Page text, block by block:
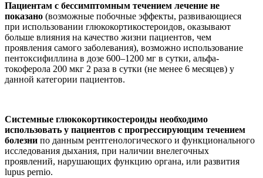
Пациентам с бессимптомным течением лечение не
показано (возможные побочные эффекты, развивающиеся
при использовании глюкокортикостероидов, оказывают
больше влияния на качество жизни пациентов, чем
проявления самого заболевания), возможно использование
пентоксифиллина в дозе 600–1200 мг в сутки, альфа-
токоферола 200 мкг 2 раза в сутки (не менее 6 месяцев) у
данной категории пациентов.
Системные глюкокортикостероиды необходимо
использовать у пациентов с прогрессирующим течением
болезни по данным рентгенологического и функционального
исследования дыхания, при наличии внелегочных
проявлений, нарушающих функцию органа, или развития
lupus pernio.